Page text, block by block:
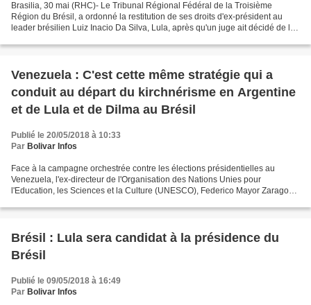
Brasilia, 30 mai (RHC)- Le Tribunal Régional Fédéral de la Troisième
Région du Brésil, a ordonné la restitution de ses droits d'ex-président au
leader brésilien Luiz Inacio Da Silva, Lula, après qu'un juge ait décidé de les
Venezuela : C'est cette même stratégie qui a
conduit au départ du kirchnérisme en Argentine
et de Lula et de Dilma au Brésil
Publié le 20/05/2018 à 10:33
Par Bolivar Infos
Face à la campagne orchestrée contre les élections présidentielles au
Venezuela, l'ex-directeur de l'Organisation des Nations Unies pour
l'Education, les Sciences et la Culture (UNESCO), Federico Mayor Zaragoza,
Brésil : Lula sera candidat à la présidence du
Brésil
Publié le 09/05/2018 à 16:49
Par Bolivar Infos